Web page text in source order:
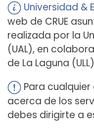
Universidad &
web de CRUE
realizada por la
(UAL), en
de La Laguna
Para
acerca de los
debes dirigirte a